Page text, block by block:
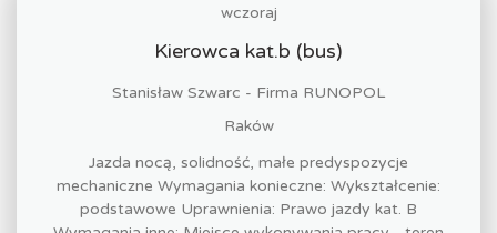
wczoraj
Kierowca kat.b (bus)
Stanisław Szwarc - Firma RUNOPOL
Raków
Jazda nocą, solidność, małe predyspozycje
mechaniczne Wymagania konieczne: Wykształcenie:
podstawowe Uprawnienia: Prawo jazdy kat. B